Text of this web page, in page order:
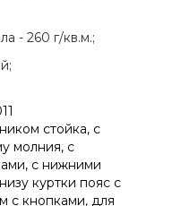
- 260 г/кв.м.;
стойка, с
молния, с
с нижними
куртки пояс с
с кнопками, для